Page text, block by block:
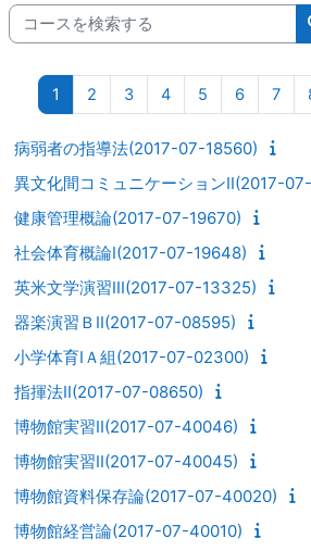
コースを検索する
1 ページ 1
2 ページ 2
3ページ 3
4ページ 4
5 ページ 5
6ページ 6
7ペー
病弱者の指導法(2017-07-18560)
異文化間コミュニケーションII(2017-
健康管理概論(2017-07-19670)
社会体育概論I(2017-07-19648)
英米文学演習III(2017-07-13325)
器楽演習ＢII(2017-07-08595)
小学体育IＡ組(2017-07-02300)
指揮法II(2017-07-08650)
博物館実習II(2017-07-40046)
博物館実習II(2017-07-40045)
博物館資料保存論(2017-07-40020)
博物館経営論(2017-07-40010)